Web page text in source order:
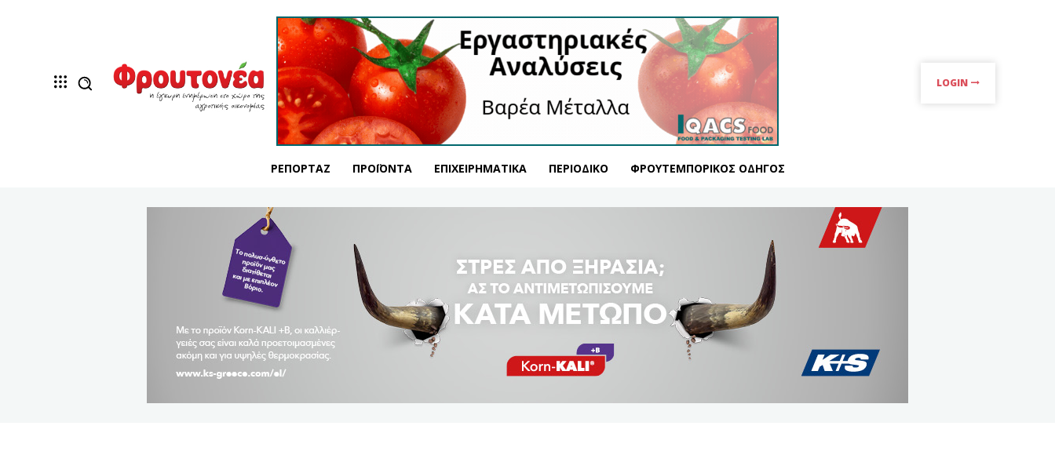
LOGIN
ΡΕΠΟΡΤΆΖ ΠΡΟΪΌΝΤΑ ΕΠΙΧΕΙΡΗΜΑΤΙΚΆ ΠΕΡΙΟΔΙΚΌ ΦΡΟΥΤΕΜΠΟΡΙΚΌΣ ΟΔΗΓΌΣ